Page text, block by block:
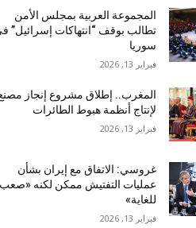
المجموعة العربية بمجلس الأمن
تطالب بوقف “انتهاكات إسرائيل”
سوريا
فبراير 13, 2026
المغرب.. إطلاق مشروع إنجاز
لإنتاج أنظمة هبوط الطائرات
فبراير 13, 2026
غروسي: الاتفاق مع إيران بشأن
عمليات التفتيش ممكن لكنه «صعب
للغاية»
فبراير 13, 2026